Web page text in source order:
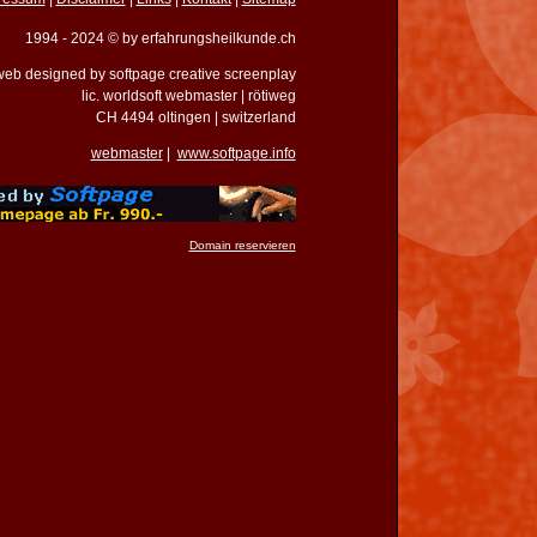
1994 - 2024 © by erfahrungsheilkunde.ch
designed by softpage creative screenplay
lic. worldsoft webmaster | rötiweg
CH 4494 oltingen | switzerland
webmaster| www.softpage.info
Domain reservieren